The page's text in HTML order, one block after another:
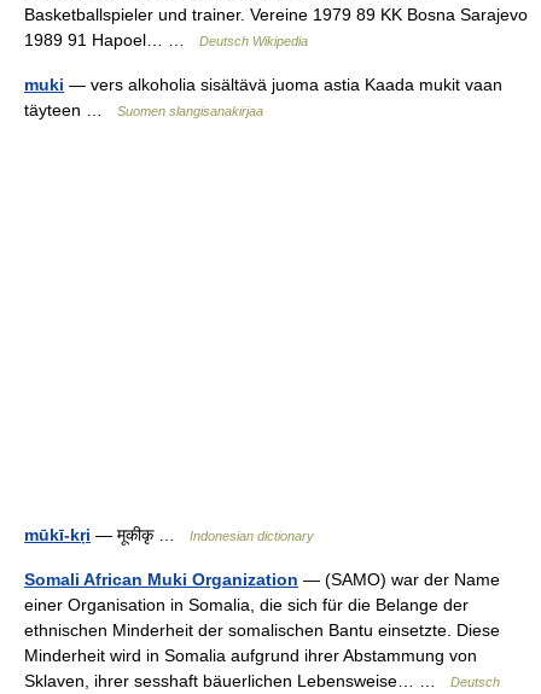
Basketballspieler und trainer. Vereine 1979 89 KK Bosna Sarajevo
1989 91 Hapoel… …
Deutsch Wikipedia
muki — vers alkoholia sisältävä juoma astia Kaada mukit vaan
täyteen …
Suomen slangisanakirjaa
mūkī-kṛi — मूकीकृ … Indonesian dictionary
Somali African Muki Organization — (SAMO) war der Name
einer Organisation in Somalia, die sich für die Belange der
ethnischen Minderheit der somalischen Bantu einsetzte. Diese
Minderheit wird in Somalia aufgrund ihrer Abstammung von
Sklaven, ihrer sesshaft bäuerlichen Lebensweise… …
Deutsch